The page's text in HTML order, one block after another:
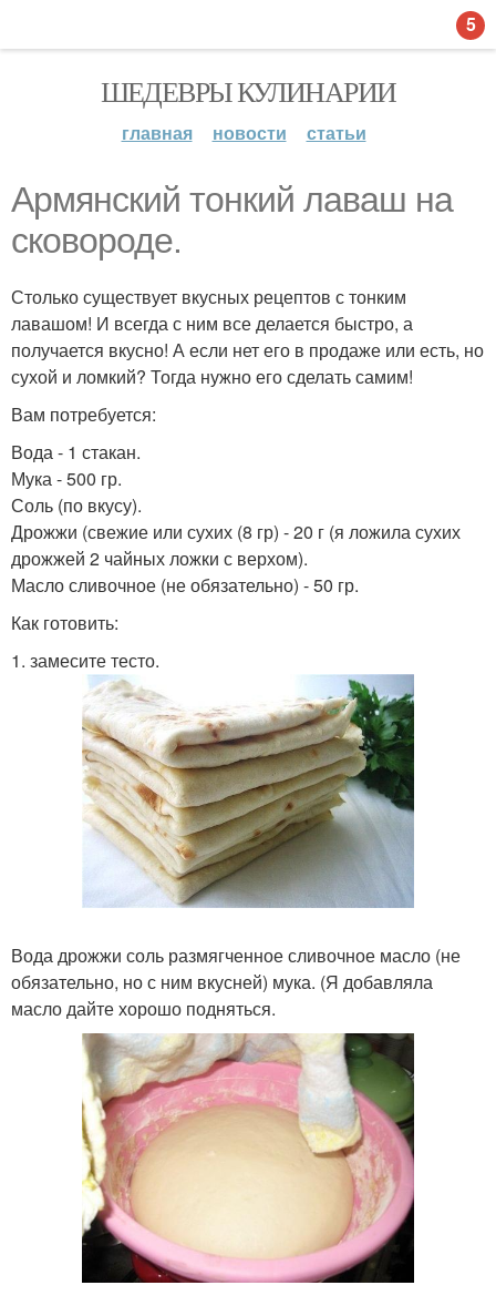
ШЕДЕВРЫ КУЛИНАРИИ
главная новости статьи
Армянский тонкий лаваш на
сковороде.
Столько существует вкусных рецептов с тонким
лавашом! И всегда с ним все делается быстро, а
получается вкусно! А если нет его в продаже или есть, но
сухой и ломкий? Тогда нужно его сделать самим!
Вам потребуется:
Вода - 1 стакан.
Мука - 500 гр.
Соль (по вкусу).
Дрожжи (свежие или сухих (8 гр) - 20 г (я ложила сухих
дрожжей 2 чайных ложки с верхом).
Масло сливочное (не обязательно) - 50 гр.
Как готовить:
1. замесите тесто.
Вода дрожжи соль размягченное сливочное масло (не
обязательно, но с ним вкусней) мука. (Я добавляла
масло дайте хорошо подняться.
5